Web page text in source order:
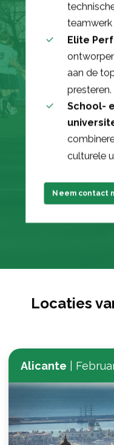
teamwerk
Elite
aan de
presteren.
School-
culturele
Neem contact
Locaties
Alicante